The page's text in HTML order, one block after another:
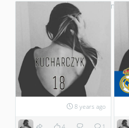
8 years ago
No more